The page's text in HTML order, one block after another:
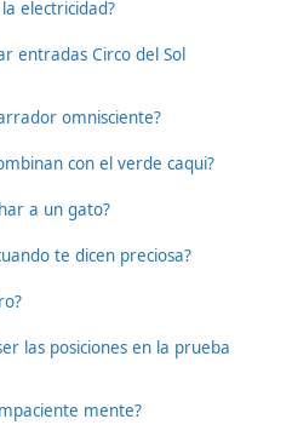
electricidad?
entradas Circo del Sol
omnisciente?
con el verde caqui?
a un gato?
te dicen preciosa?
las posiciones en la prueba
mente?